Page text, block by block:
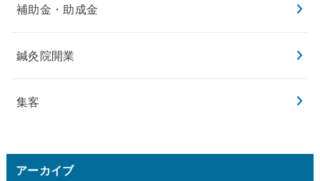
補助金・助成金
鍼灸院開業
集客
アーカイブ